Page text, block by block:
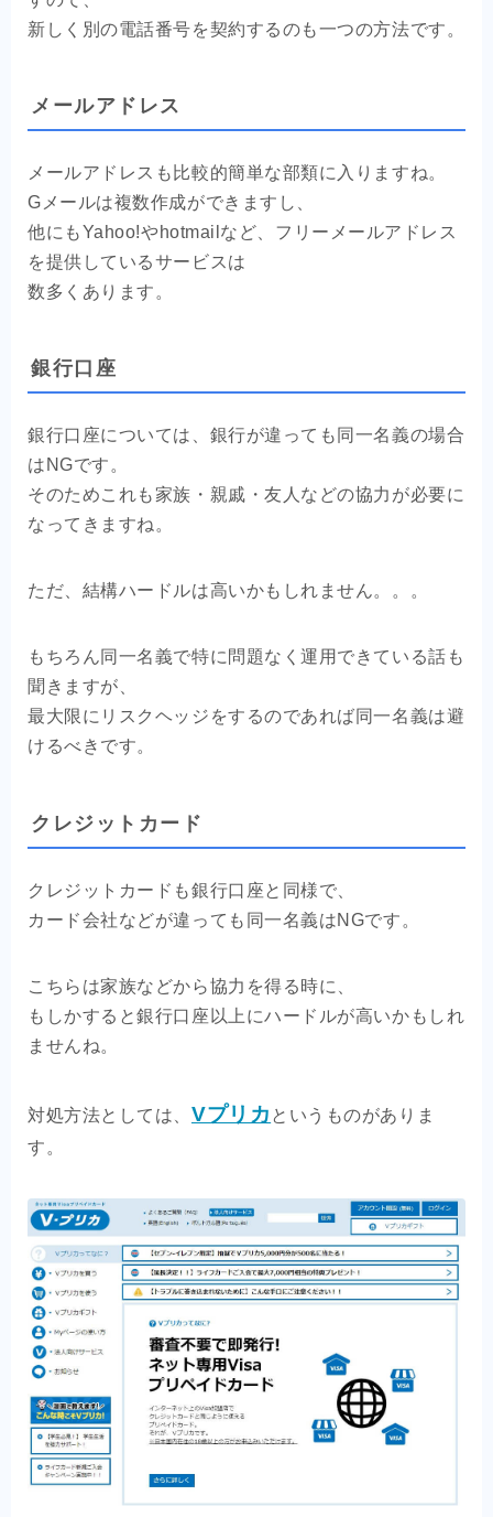
新しく別の電話番号を契約するのも一つの方法です。
メールアドレス
メールアドレスも比較的簡単な部類に入りますね。
Gメールは複数作成ができますし、
他にもYahoo!やhotmailなど、フリーメールアドレス
を提供しているサービスは
数多くあります。
銀行口座
銀行口座については、銀行が違っても同一名義の場合
はNGです。
そのためこれも家族・親戚・友人などの協力が必要に
なってきますね。
ただ、結構ハードルは高いかもしれません。。。
もちろん同一名義で特に問題なく運用できている話も
聞きますが、
最大限にリスクヘッジをするのであれば同一名義は避
けるべきです。
クレジットカード
クレジットカードも銀行口座と同様で、
カード会社などが違っても同一名義はNGです。
こちらは家族などから協力を得る時に、
もしかすると銀行口座以上にハードルが高いかもしれ
ませんね。
対処方法としては、 Vプリカ というものがありま
す。